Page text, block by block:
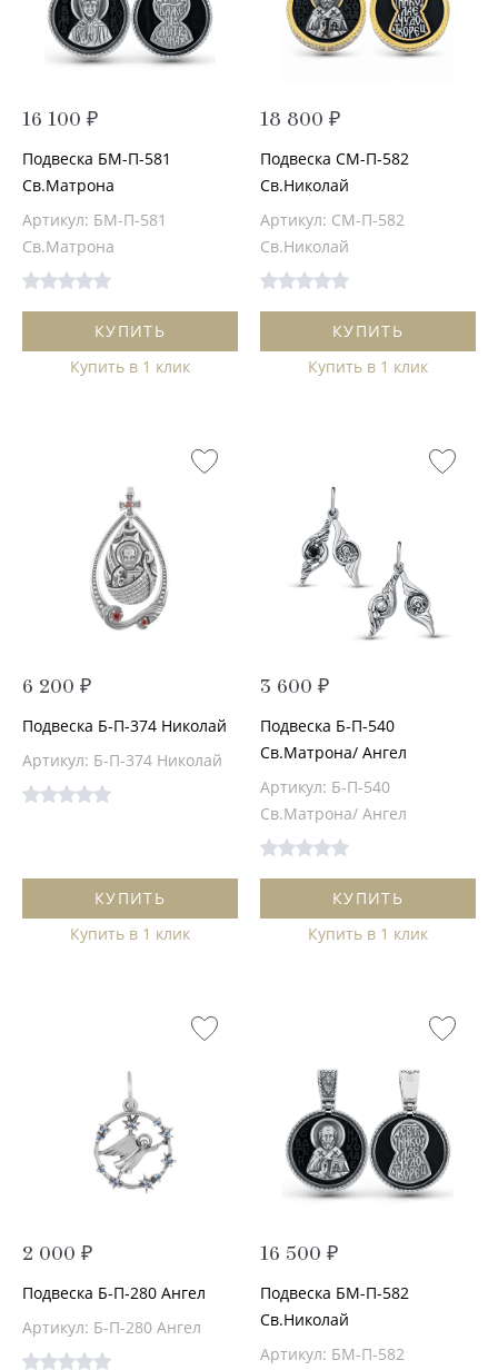
16 100 ₽
Подвеска БМ-П-581
Св.Матрона
Артикул: БМ-П-581
Св.Матрона
КУПИТЬ
Купить в 1 клик
18 800 ₽
Подвеска СМ-П-582
Св.Николай
Артикул: СМ-П-582
Св.Николай
КУПИТЬ
Купить в 1 клик
6 200 ₽
Подвеска Б-П-374 Николай
Артикул: Б-П-374 Николай
КУПИТЬ
Купить в 1 клик
3 600 ₽
Подвеска Б-П-540
Св.Матрона/ Ангел
Артикул: Б-П-540
Св.Матрона/ Ангел
КУПИТЬ
Купить в 1 клик
2 000 ₽
Подвеска Б-П-280 Ангел
Артикул: Б-П-280 Ангел
16 500 ₽
Подвеска БМ-П-582
Св.Николай
Артикул: БМ-П-582